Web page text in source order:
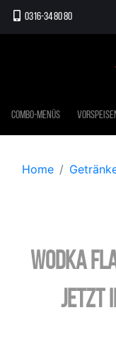
0316-34 80 80
Combo-Menüs
Home
Wodka
jetzt